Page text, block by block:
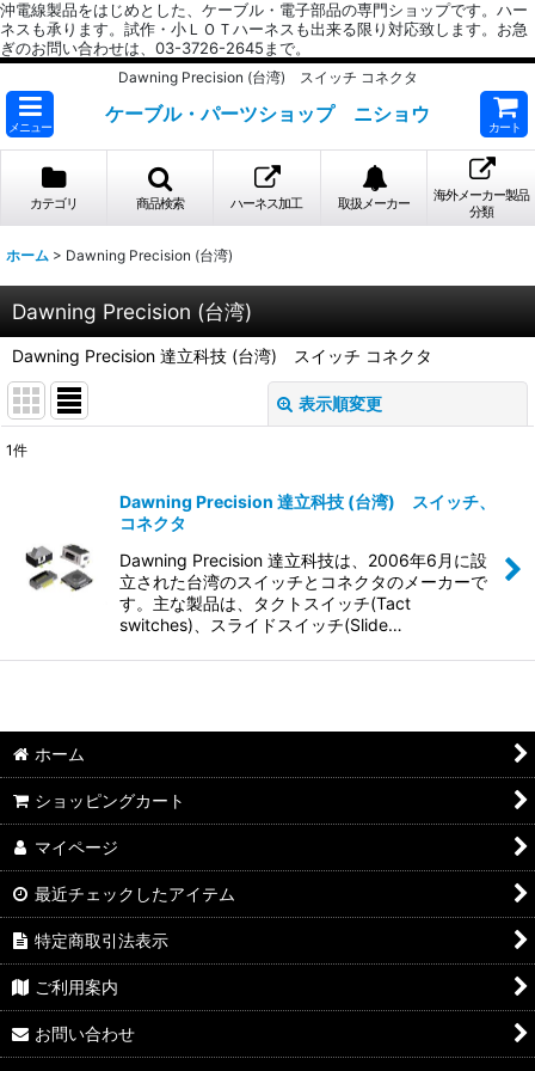
沖電線製品をはじめとした、ケーブル・電子部品の専門ショップです。ハー
ネスも承ります。試作・小ＬＯＴハーネスも出来る限り対応致します。お急
ぎのお問い合わせは、03-3726-2645まで。
Dawning Precision (台湾) スイッチ コネクタ
メニュー
ケーブル・パーツショップ ニショウ
カート
カテゴリ 商品検索 ハーネス加工 取扱メーカー
海外メーカー製品
分類
ホーム > Dawning Precision (台湾)
Dawning Precision (台湾)
Dawning Precision 達立科技 (台湾) スイッチ コネクタ
表示順変更
絞り込む
1件
Dawning Precision 達立科技 (台湾) スイッチ、
コネクタ
Dawning Precision 達立科技は、2006年6月に設
立された台湾のスイッチとコネクタのメーカーで
す。主な製品は、タクトスイッチ(Tact
switches)、スライドスイッチ(Slide…
ホーム
ショッピングカート
マイページ
最近チェックしたアイテム
特定商取引法表示
ご利用案内
お問い合わせ